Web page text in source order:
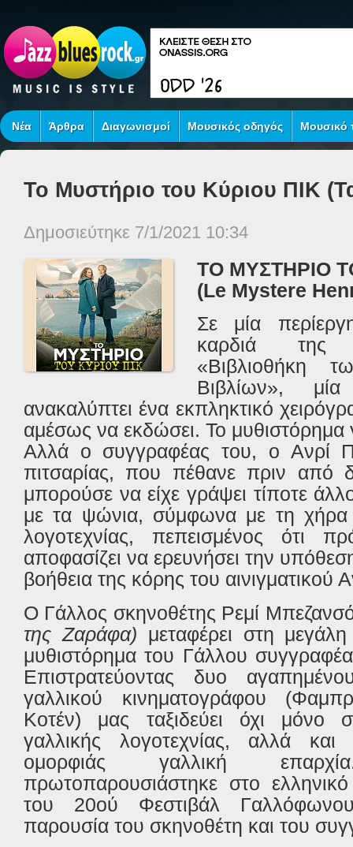
Νέα Άρθρα Διαγωνισμοί Μουσικός οδηγός Μουσικό
Το Μυστήριο του Κύριου ΠΙΚ
Δημοσιεύτηκε 7/1/2021 10:34
ΤΟ ΜΥΣΤΗΡΙΟ
(Le Mystere
Σε μία
καρδιά της
«Βιβλιοθήκη
Βιβλίων»,
ανακαλύπτει ένα εκπληκτικό
αμέσως να εκδώσει. Το μυθιστόρημα
Αλλά ο συγγραφέας του, ο Ανρί
πιτσαρίας, που πέθανε πριν από
μπορούσε να είχε γράψει τίποτε
με τα ψώνια, σύμφωνα με τη χήρα
λογοτεχνίας, πεπεισμένος ότι
αποφασίζει να ερευνήσει την
βοήθεια της κόρης του αινιγματικού
O Γάλλος σκηνοθέτης Ρεμί
της Ζαράφα) μεταφέρει στη
μυθιστόρημα του Γάλλου
Επιστρατεύοντας δυο
γαλλικού κινηματογράφου
Κοτέν) μας ταξιδεύει όχι μόνο
γαλλικής λογοτεχνίας, αλλά και
ομορφιάς γαλλική
πρωτοπαρουσιάστηκε στο
του 20ού Φεστιβάλ
παρουσία του σκηνοθέτη και του